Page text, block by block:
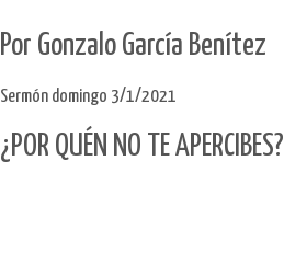
Por Gonzalo García Benítez
Sermón domingo 3/1/2021
¿POR QUÉN NO TE APERCIBES?